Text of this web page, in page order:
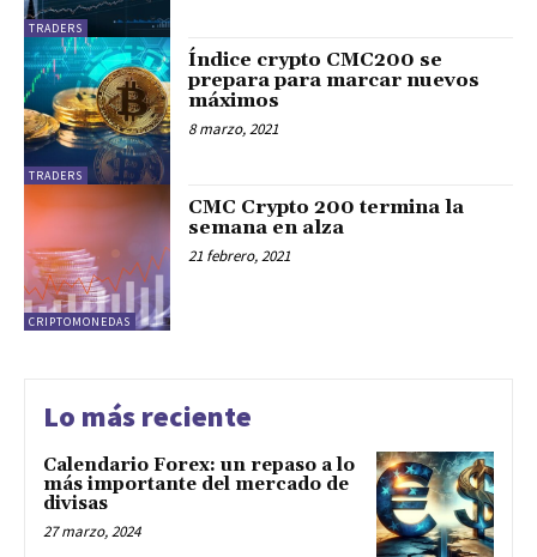
TRADERS
TRADERS
Índice crypto CMC200 se
prepara para marcar nuevos
máximos
8 marzo, 2021
CRIPTOMONEDAS
CMC Crypto 200 termina la
semana en alza
21 febrero, 2021
Lo más reciente
Calendario Forex: un repaso a lo
más importante del mercado de
divisas
27 marzo, 2024